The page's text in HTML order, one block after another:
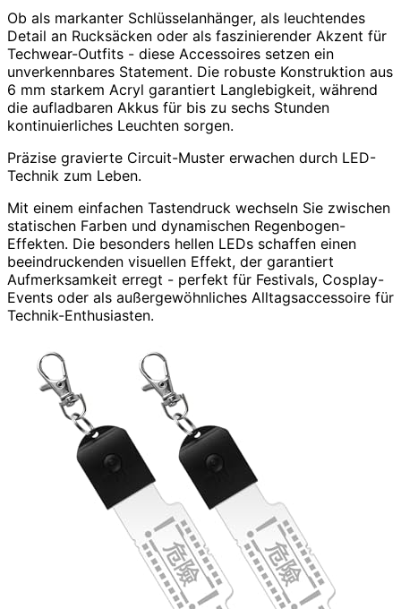
Ob als markanter Schlüsselanhänger, als leuchtendes
Detail an Rucksäcken oder als faszinierender Akzent für
Techwear-Outfits - diese Accessoires setzen ein
unverkennbares Statement. Die robuste Konstruktion aus
6 mm starkem Acryl garantiert Langlebigkeit, während
die aufladbaren Akkus für bis zu sechs Stunden
kontinuierliches Leuchten sorgen.
Präzise gravierte Circuit-Muster erwachen durch LED-
Technik zum Leben.
Mit einem einfachen Tastendruck wechseln Sie zwischen
statischen Farben und dynamischen Regenbogen-
Effekten. Die besonders hellen LEDs schaffen einen
beeindruckenden visuellen Effekt, der garantiert
Aufmerksamkeit erregt - perfekt für Festivals, Cosplay-
Events oder als außergewöhnliches Alltagsaccessoire für
Technik-Enthusiasten.